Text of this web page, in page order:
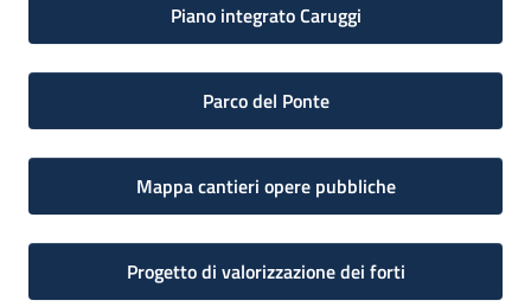
Piano integrato Caruggi
Parco del Ponte
Mappa cantieri opere pubbliche
Progetto di valorizzazione dei forti